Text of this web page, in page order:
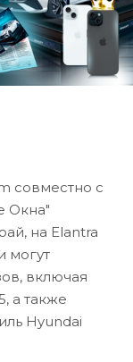
совместно с
Окна"
на Elantra
могут
включая
а также
Hyundai